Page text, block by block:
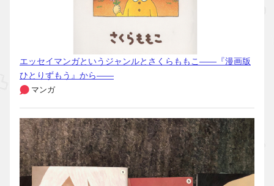
エッセイマンガというジャンルとさくらももこ――『漫画版
ひとりずもう』から――
マンガ